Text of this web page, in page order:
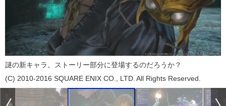
謎の新キャラ。ストーリー部分に登場するのだろうか？
(C) 2010-2016 SQUARE ENIX CO., LTD. All Rights Reserved.